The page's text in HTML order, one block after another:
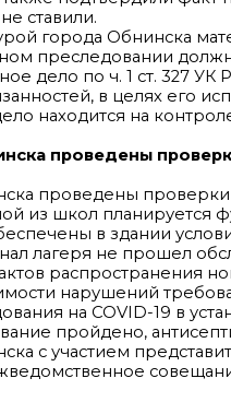
ставили.
города Обнинска
преследовании
дело по ч. 1 ст. 327
в целях его
находится на
проведены
проведены
из школ
в здании
лагеря не прошел
распространения
нарушений
на COVID-19 в
пройдено,
с участием